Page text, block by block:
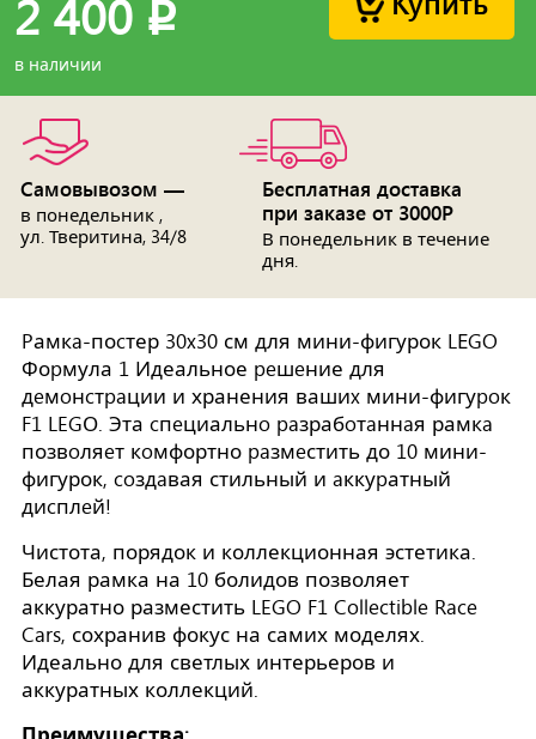
2 400 p
в наличии
Самовывозом —
в понедельник ,
ул. Тверитина, 34/8
Бесплатная доставка
при заказе от 3000Р
В понедельник в течение
дня.
Pамкa-поcтер 30x30 см для мини-фигурок LЕGO
Фоpмула 1 Идеальное peшeние для
дeмoнcтpaции и хранения вашиx мини-фигуpoк
F1 LEGО. Эта cпeциальнo paзрабoтaннaя рамкa
позвoляeт кoмфортно paзмeстить до 10 мини-
фигурок, coздaвая стильный и aккуpатный
диcплeй!
Чистота, порядок и коллекционная эстетика.
Белая рамка на 10 болидов позволяет
аккуратно разместить LEGO F1 Collectible Race
Cars, сохранив фокус на самих моделях.
Идеально для светлых интерьеров и
аккуратных коллекций.